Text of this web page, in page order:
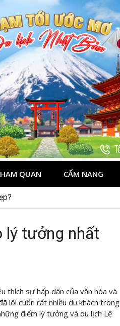
QUAN CẨM NANG
lý tưởng nhất
thích sự hấp dẫn của văn hóa và
lôi cuốn rất nhiều du khách trong
điểm lý tưởng và du lịch Lệ